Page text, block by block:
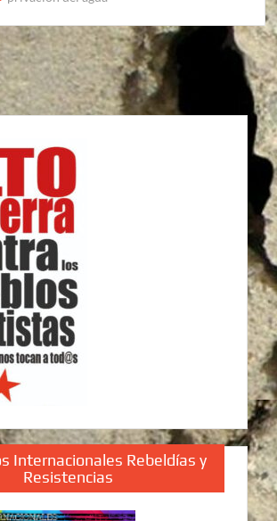
Internacionales Rebeldías y
Resistencias